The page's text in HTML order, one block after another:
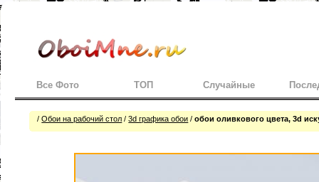
Все Фото ТОП Случайные
/Обои на рабочий стол /3d графика обои /обои оливкового цвета, 3d